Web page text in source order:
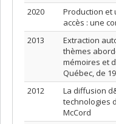
2020
Production et
accès : une
2013
Extraction
thèmes
mémoires et
Québec, de
2012
La diffusion
technologies
McCord